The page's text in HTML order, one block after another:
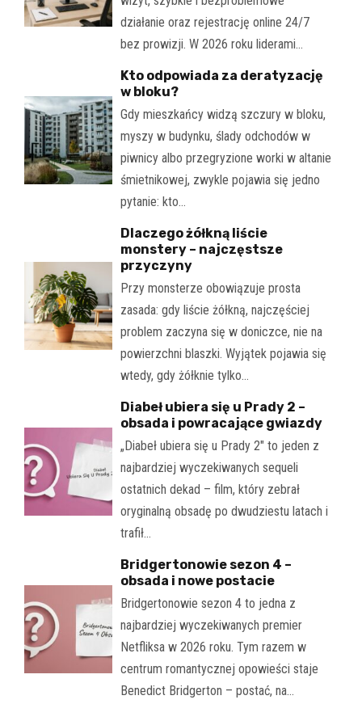
działanie oraz rejestrację online 24/7
bez prowizji. W 2026 roku liderami…
Kto odpowiada za deratyzację
w bloku?
Gdy mieszkańcy widzą szczury w bloku,
myszy w budynku, ślady odchodów w
piwnicy albo przegryzione worki w altanie
śmietnikowej, zwykle pojawia się jedno
pytanie: kto…
Dlaczego żółkną liście
monstery – najczęstsze
przyczyny
Przy monsterze obowiązuje prosta
zasada: gdy liście żółkną, najczęściej
problem zaczyna się w doniczce, nie na
powierzchni blaszki. Wyjątek pojawia się
wtedy, gdy żółknie tylko…
Diabeł ubiera się u Prady 2 –
obsada i powracające gwiazdy
„Diabeł ubiera się u Prady 2" to jeden z
najbardziej wyczekiwanych sequeli
ostatnich dekad – film, który zebrał
oryginalną obsadę po dwudziestu latach i
trafił…
Bridgertonowie sezon 4 –
obsada i nowe postacie
Bridgertonowie sezon 4 to jedna z
najbardziej wyczekiwanych premier
Netfliksa w 2026 roku. Tym razem w
centrum romantycznej opowieści staje
Benedict Bridgerton – postać, na…